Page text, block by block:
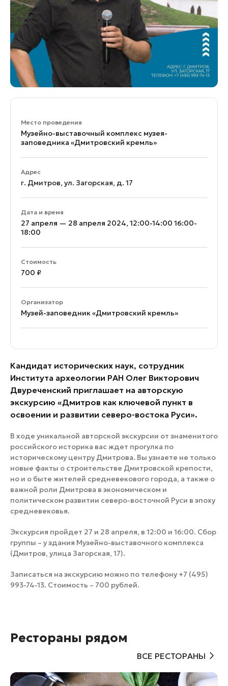
Место проведения
Музейно-выставочный комплекс музея-
заповедника «Дмитровский кремль»
Адрес
г. Дмитров, ул. Загорская, д. 17
Дата и время
27 апреля — 28 апреля 2024, 12:00-14:00 16:00-
18:00
Стоимость
700 ₽
Организатор
Музей-заповедник «Дмитровский кремль»
Кандидат исторических наук, сотрудник
Института археологии РАН Олег Викторович
Двуреченский приглашает на авторскую
экскурсию «Дмитров как ключевой пункт в
освоении и развитии северо-востока Руси».
В ходе уникальной авторской экскурсии от знаменитого
российского историка вас ждет прогулка по
историческому центру Дмитрова. Вы узнаете не только
новые факты о строительстве Дмитровской крепости,
но и о быте жителей средневекового города, а также о
важной роли Дмитрова в экономическом и
политическом развитии северо-восточной Руси в эпоху
средневековья.
Экскурсия пройдет 27 и 28 апреля, в 12:00 и 16:00. Сбор
группы – у здания Музейно-выставочного комплекса
(Дмитров, улица Загорская, 17).
Записаться на экскурсию можно по телефону +7 (495)
993-74-13. Стоимость – 700 рублей.
Рестораны рядом
ВСЕ РЕСТОРАНЫ